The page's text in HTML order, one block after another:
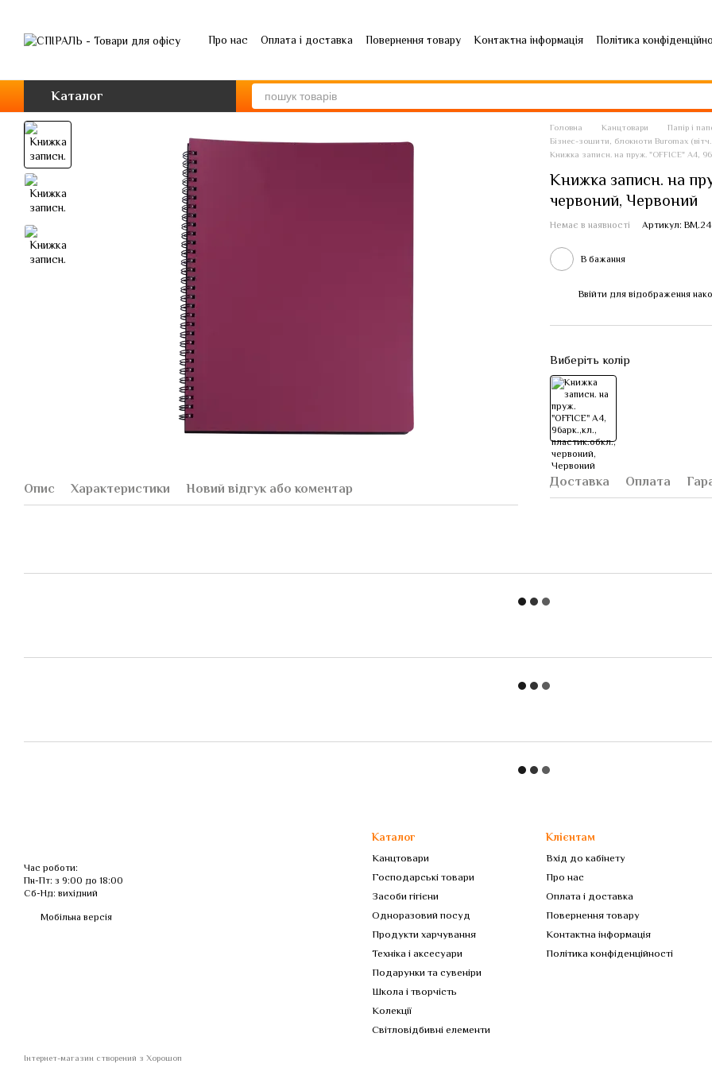
Про нас Оплата і доставка Повернення товару Контактна інформація Політика
Каталог
Опис Характеристики Новий відгук або коментар
Головна Канцтовари Папір і
Бізнес-зошити, блокноти Buromax (вітч.
Книжка записн. на пруж. "OFFICE" А4,
Книжка записн. на
червоний, Червоний
Немає в наявності Артикул:
В бажання
Ввійти для відображення
Виберіть колір
Доставка Оплата
Час роботи:
Пн-Пт: з 9:00 до 18:00
Сб-Нд: вихідний
Мобільна версія
Інтернет-магазин створений з Хорошоп
Каталог
Канцтовари
Господарські товари
Засоби гігієни
Одноразовий посуд
Продукти харчування
Техніка і аксесуари
Подарунки та сувеніри
Школа і творчість
Колекції
Світловідбивні елементи
Клієнтам
Вхід до кабінету
Про нас
Оплата і доставка
Повернення товару
Контактна інформація
Політика конфіденційності